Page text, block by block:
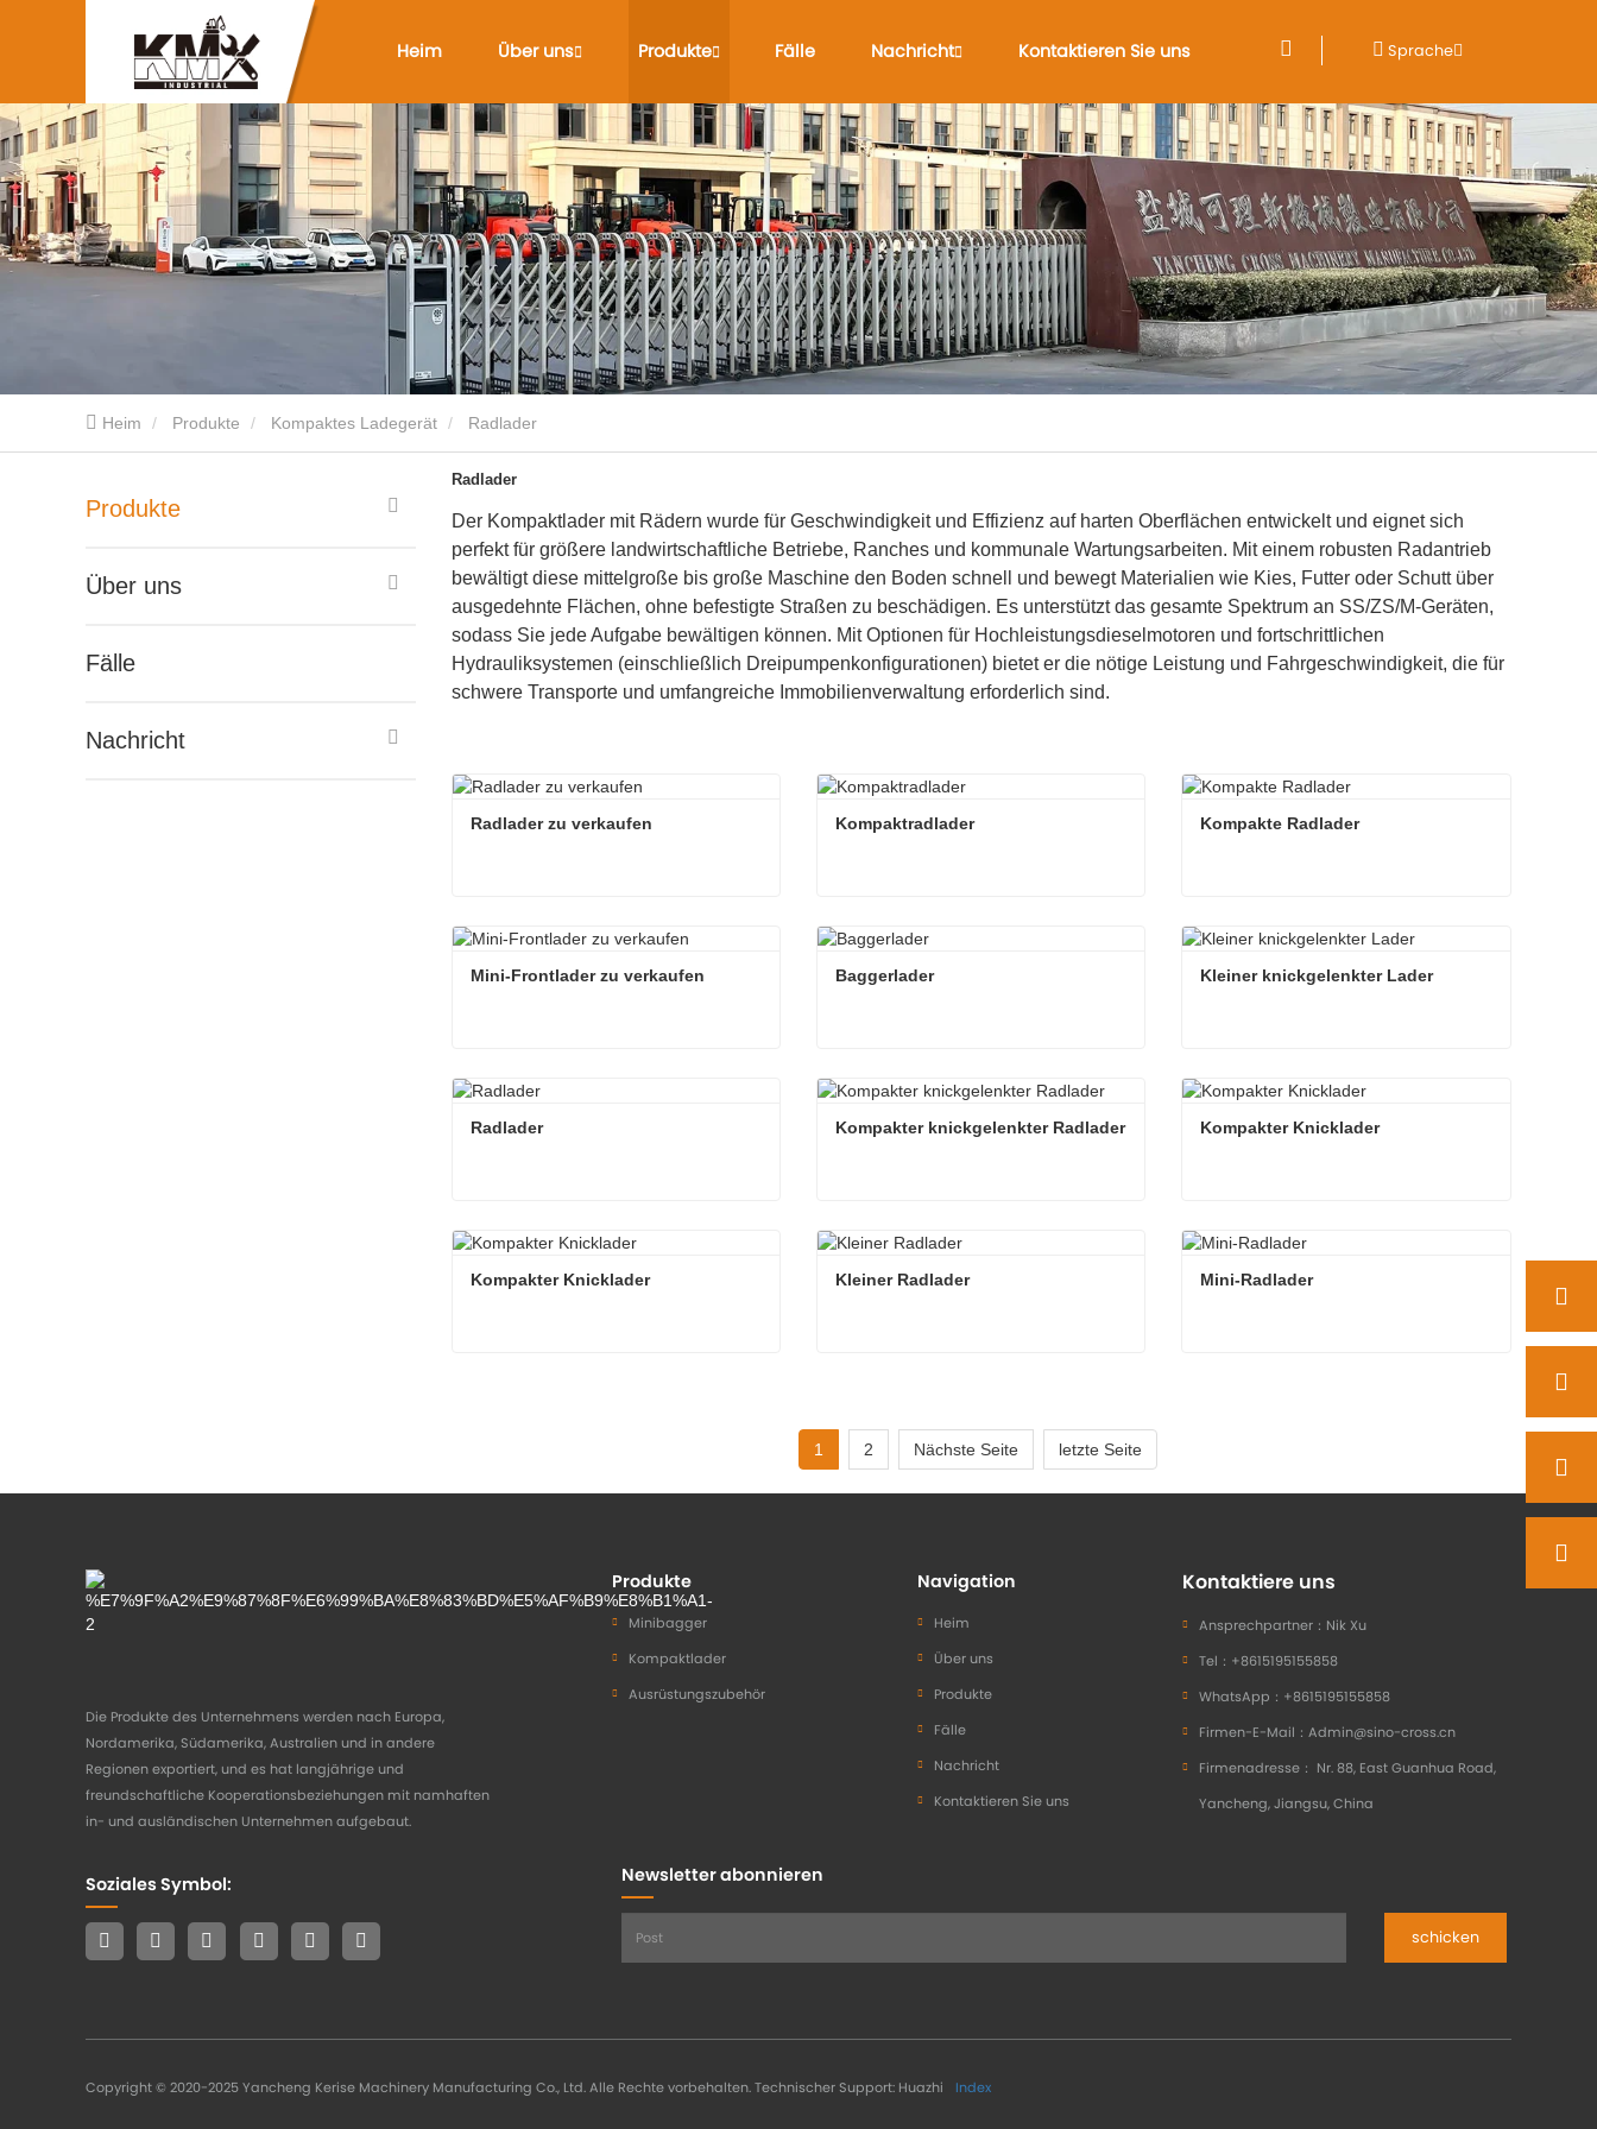
Heim Über uns Produkte Fälle Nachricht Kontaktieren Sie uns Sprache
Heim Produkte Kompaktes Ladegerät Radlader
Produkte
Über uns
Fälle
Nachricht
Radlader
Der Kompaktlader mit Rädern wurde für Geschwindigkeit und Effizienz auf harten Oberflächen entwickelt und eignet sich
perfekt für größere landwirtschaftliche Betriebe, Ranches und kommunale Wartungsarbeiten. Mit einem robusten Radantrieb
bewältigt diese mittelgroße bis große Maschine den Boden schnell und bewegt Materialien wie Kies, Futter oder Schutt über
ausgedehnte Flächen, ohne befestigte Straßen zu beschädigen. Es unterstützt das gesamte Spektrum an SS/ZS/M-Geräten,
sodass Sie jede Aufgabe bewältigen können. Mit Optionen für Hochleistungsdieselmotoren und fortschrittlichen
Hydrauliksystemen (einschließlich Dreipumpenkonfigurationen) bietet er die nötige Leistung und Fahrgeschwindigkeit, die für
schwere Transporte und umfangreiche Immobilienverwaltung erforderlich sind.
Radlader zu verkaufen
Radlader zu verkaufen
Kompaktradlader
Kompaktradlader
Kompakte Radlader
Mini-Frontlader zu verkaufen
Mini-Frontlader zu verkaufen
Baggerlader
Baggerlader
Kleiner knickgelenkter Lader
Radlader
Radlader
Kompakter knickgelenkter Radlader Kompakter Knicklader
Kompakter Knicklader
Kleiner Radlader Mini-Radlader
1
2 Nächste Seite letzte Seite
Die Produkte des Unternehmens werden nach Europa,
Nordamerika, Südamerika, Australien und in andere
Regionen exportiert, und es hat langjährige und
freundschaftliche Kooperationsbeziehungen mit namhaften
in- und ausländischen Unternehmen aufgebaut.
Produkte
Minibagger
Kompaktlader
Ausrüstungszubehör
Navigation
Heim
Über uns
Produkte
Fälle
Nachricht
Kontaktieren Sie uns
Kontaktiere uns
Ansprechpartner： Nik Xu
Tel： +8615195155858
WhatsApp： +8615195155858
Firmen-E-Mail： Admin@sino-cross.cn
Firmenadresse： Nr. 88, East Guanhua Road,
Yancheng, Jiangsu, China
Soziales Symbol: Newsletter abonnieren
schicken
Copyright © 2020-2025 Yancheng Kerise Machinery Manufacturing Co., Ltd. Alle Rechte vorbehalten.Technischer Support: Huazhi Index